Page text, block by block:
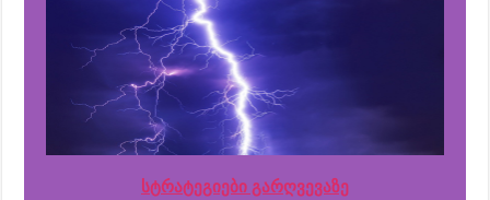
სტრატეგიები გარღვევაზე